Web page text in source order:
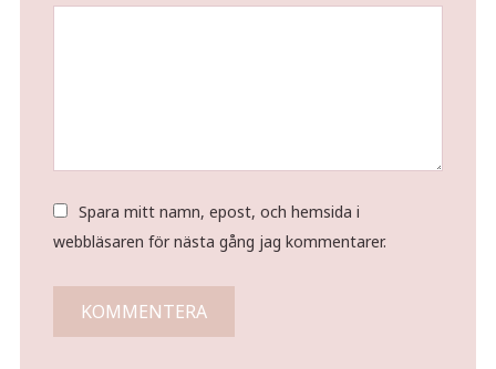
Spara mitt namn, epost, och hemsida i
webbläsaren för nästa gång jag kommentarer.